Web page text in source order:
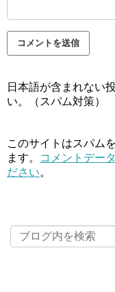
日本語が含まれない
い。（スパム対策）
このサイトはスパム
ます。
コメントデー
ださい。